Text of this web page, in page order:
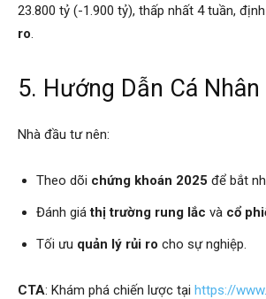
23.800 tỷ (-1.900 tỷ), thấp nhất 4 tuần,
ro.
5. Hướng Dẫn Cá Nhân
Nhà đầu tư nên:
Theo dõi chứng khoán 2025 để bắt
Đánh giáthị trường rung lắc và cổ
Tối ưu quản lý rủi ro cho sự nghiệp.
CTA: Khám phá chiến lược tại https://